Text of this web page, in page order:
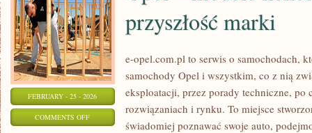
FEBRUARY - 25 - 2026
COMMENTS OFFON
przyszłość marki
e-opel.com.pl to serwis o samochodach,
samochody Opel i wszystkim, co z nią
eksploatacji, przez porady techniczne, po
rozwiązaniach i rynku. To miejsce
świadomiej poznawać swoje auto,